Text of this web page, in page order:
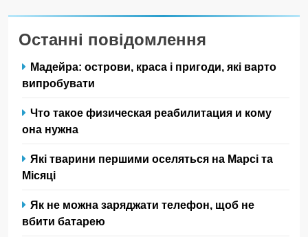
Останні повідомлення
Мадейра: острови, краса і пригоди, які варто
випробувати
Что такое физическая реабилитация и кому
она нужна
Які тварини першими оселяться на Марсі та
Місяці
Як не можна заряджати телефон, щоб не
вбити батарею